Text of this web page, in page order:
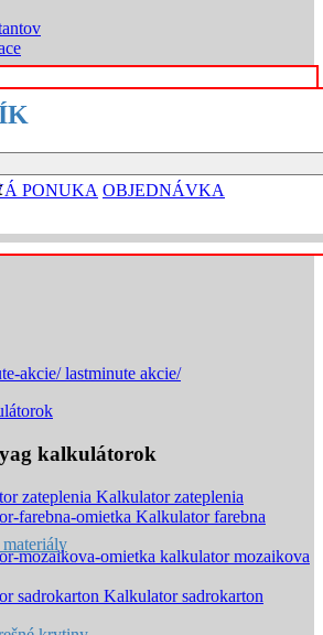
lastminute akcie/
kalkulátorok
Kalkulator zateplenia
Kalkulator farebna
kalkulator mozaikova
Kalkulator sadrokarton
PONUKA OBJEDNÁVKA